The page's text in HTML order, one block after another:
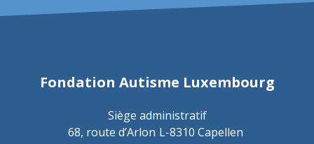
Fondation Autisme Luxembourg
Siège administratif
68, route d’Arlon L-8310 Capellen